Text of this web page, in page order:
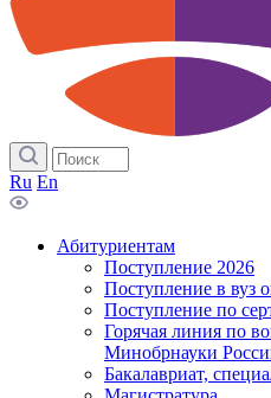
Ru En
Абитуриентам
Поступление 2026
Поступление в вуз
Поступление по
Горячая линия по
Минобрнауки
Бакалавриат,